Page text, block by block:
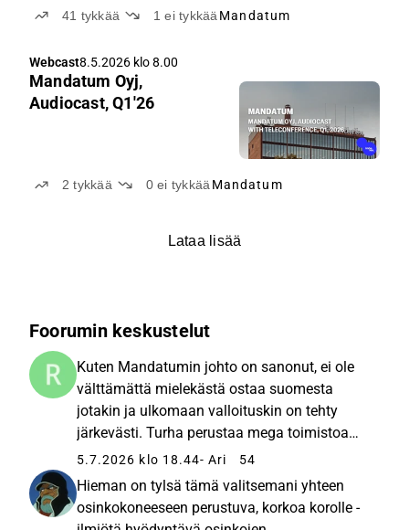
41 tykkää 1ei tykkää Mandatum
Webcast8.5.2026 klo 8.00
Mandatum Oyj,
Audiocast, Q1'26
2tykkää 0ei tykkääMandatum
Lataa lisää
Foorumin keskustelut
Kuten Mandatumin johto on sanonut, ei ole
välttämättä mielekästä ostaa suomesta
jotakin ja ulkomaan valloituskin on tehty
järkevästi. Turha perustaa mega toimistoa
keski-eurooppaan, hyvä luoda ensin
asiakaspohjaa siellä toimivien agenttien
kautta. Suomessa on liian monta esimerkki...
5.7.2026 klo 18.44- Ari 54
Hieman on tylsä tämä valitsemani yhteen
osinkokoneeseen perustuva, korkoa korolle -